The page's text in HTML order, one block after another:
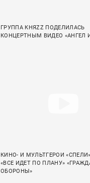
ГРУППА КНЯZZ ПОДЕЛИЛАСЬ
КОНЦЕРТНЫМ ВИДЕО «АНГЕЛ
КИНО- И МУЛЬТГЕРОИ
«ВСЕ ИДЕТ ПО ПЛАНУ»
ОБОРОНЫ»